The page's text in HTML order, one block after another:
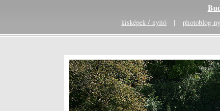
kisképek / nyitó |photoblog